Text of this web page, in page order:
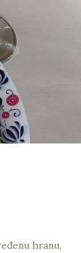
hranu,